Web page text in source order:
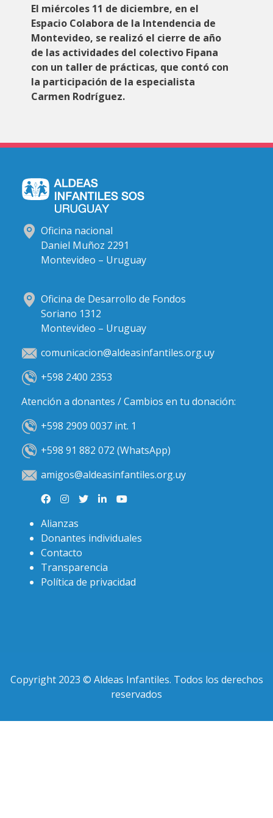
El miércoles 11 de diciembre, en el
Espacio Colabora de la Intendencia de
Montevideo, se realizó el cierre de año
de las actividades del colectivo Fipana
con un taller de prácticas, que contó con
la participación de la especialista
Carmen Rodríguez.
Oficina nacional
Daniel Muñoz 2291
Montevideo – Uruguay
Oficina de Desarrollo de Fondos
Soriano 1312
Montevideo – Uruguay
comunicacion@aldeasinfantiles.org.uy
+598 2400 2353
Atención a donantes / Cambios en tu donación:
+598 2909 0037 int. 1
+598 91 882 072 (WhatsApp)
amigos@aldeasinfantiles.org.uy
Alianzas
Donantes individuales
Contacto
Transparencia
Política de privacidad
Copyright 2023 © Aldeas Infantiles. Todos los derechos
reservados